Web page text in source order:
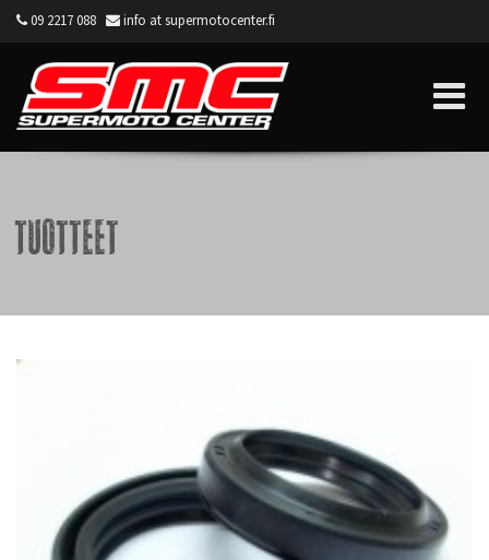
09 2217 088 info at supermotocenter.fi
Tuotteet